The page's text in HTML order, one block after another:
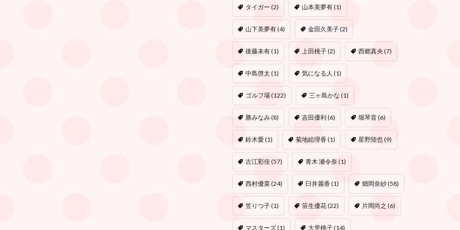
タイガー (2) 山本美夢有(1)
山下美夢有(4) 金田久美子(2)
後藤未有(1) 上田桃子(2) 西郷真央(7)
中島啓太(1) 気になる人 (1)
ゴルフ場(122) 三ヶ島かな (1)
勝みなみ(8) 吉田優利 (6) 堀琴音(6)
鈴木愛(1) 菊地絵理香(1) 星野陸也(9)
古江彩佳(57) 青木 瀬令奈(1)
西村優菜(24) 臼井麗香(1) 畑岡奈紗(58)
笠りつ子(1) 笹生優花(22) 片岡尚之 (6)
マスターズ(1) 大里桃子(14)